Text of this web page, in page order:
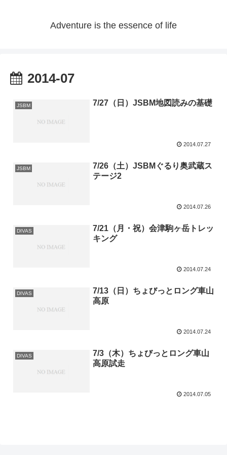
Adventure is the essence of life
2014-07
JSBM 7/27（日）JSBM地図読みの基礎
2014.07.27
JSBM
7/26（土）JSBMぐるり奥武蔵ス
テージ2
2014.07.26
DIVAS
7/21（月・祝）会津駒ヶ岳トレッ
キング
2014.07.24
DIVAS
7/13（日）ちょびっとロング車山
高原
2014.07.24
DIVAS
7/3（木）ちょびっとロング車山
高原試走
2014.07.05